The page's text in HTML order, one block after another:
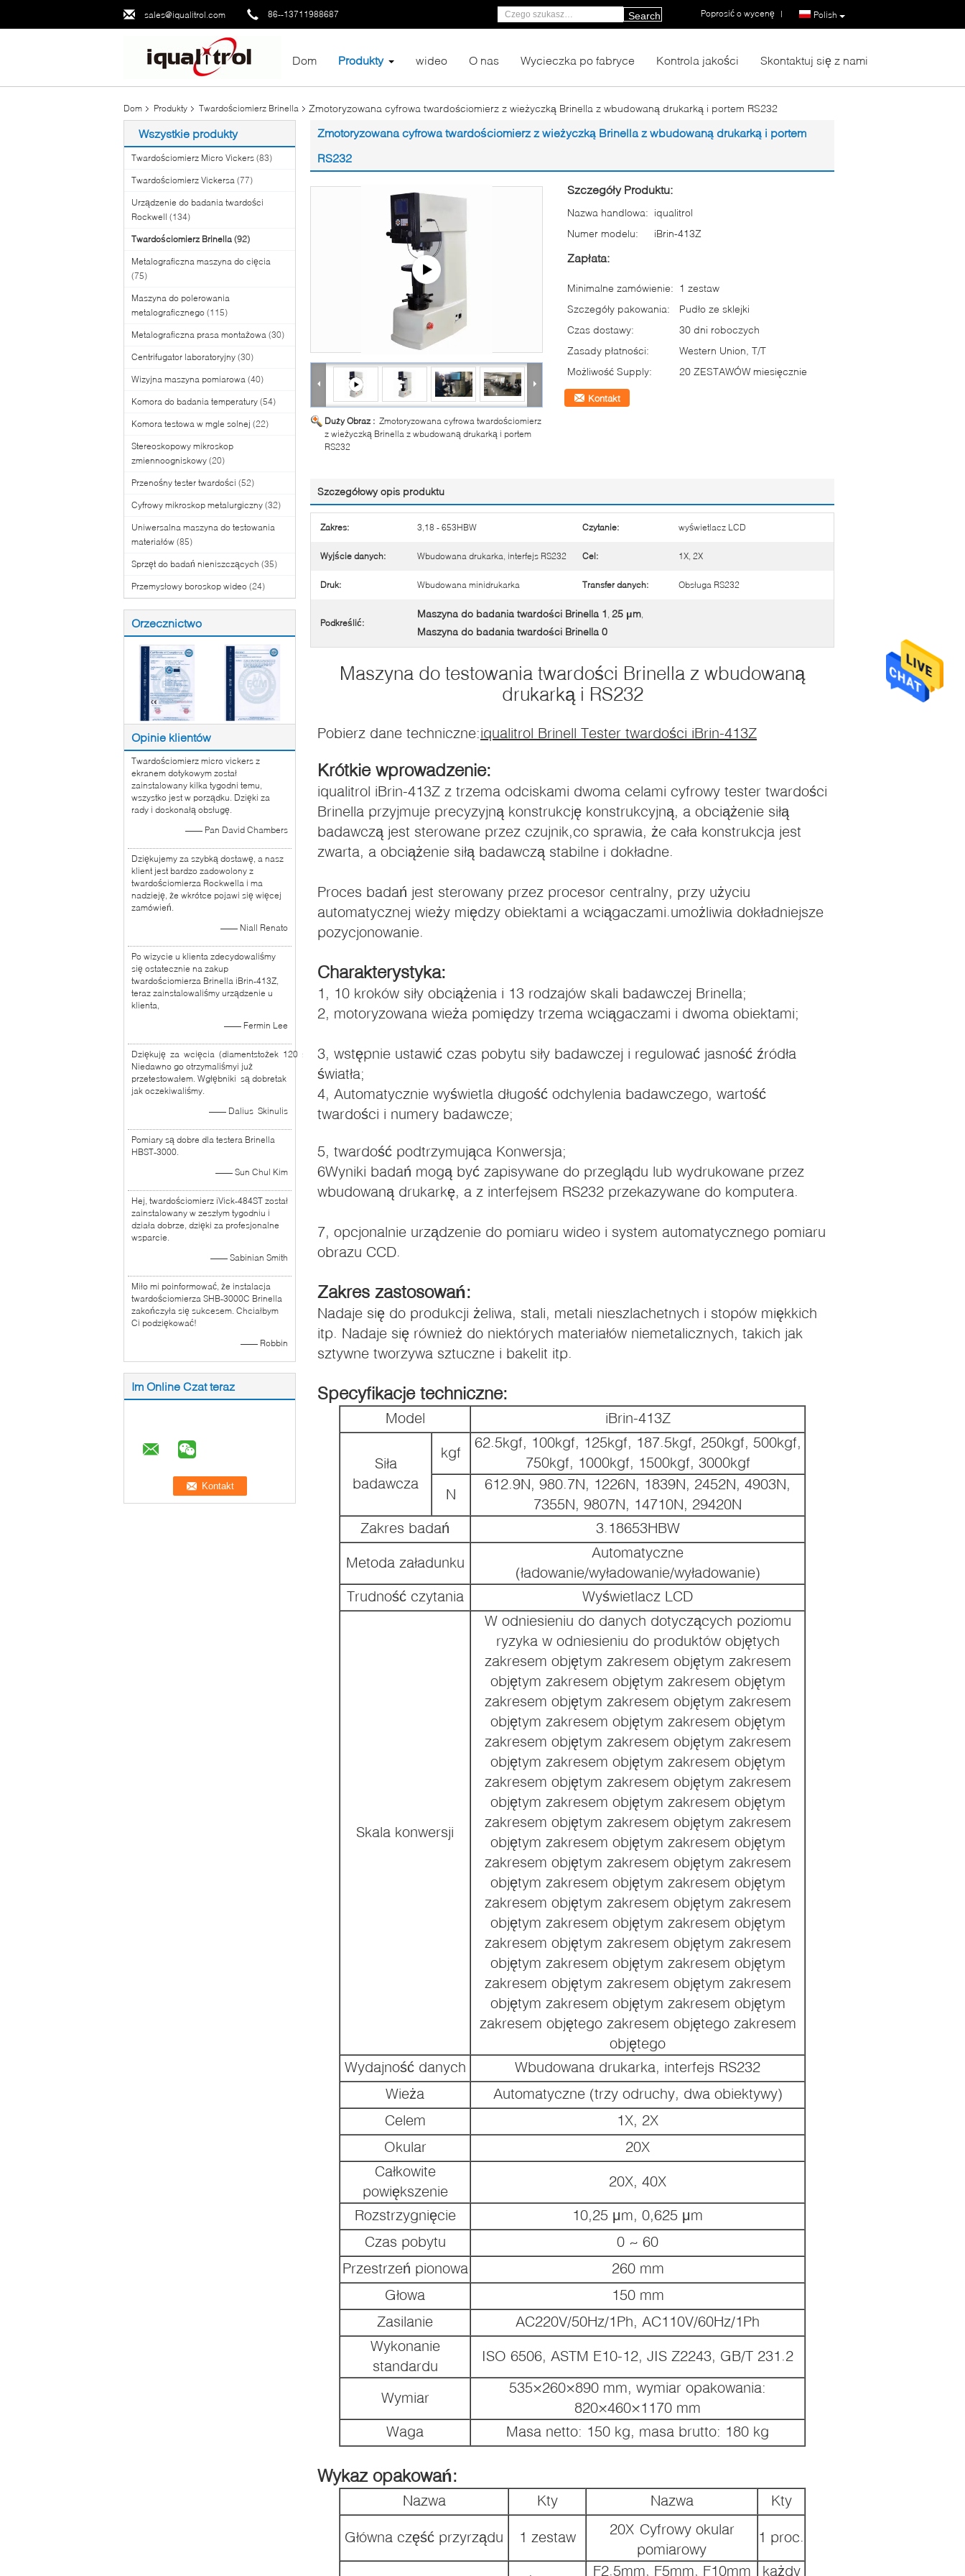
sales@iqualitrol.com 86--13711988687 Polish
Poprosić o wycenę |
Search
Dom Produkty wideo O nas Wycieczka po fabryce Kontrola jakości Skontaktuj się z nami
Dom Produkty Twardościomierz Brinella Zmotoryzowana cyfrowa twardościomierz z wieżyczką Brinella z wbudowaną drukarką i portem RS232
Wszystkie produkty
Twardościomierz Micro Vickers (83)
Twardościomierz Vickersa (77)
Urządzenie do badania twardości
Rockwell (134)
Twardościomierz Brinella (92)
Metalograficzna maszyna do cięcia
(75)
Maszyna do polerowania
metalograficznego (115)
Metalograficzna prasa montażowa (30)
Centrifugator laboratoryjny (30)
Wizyjna maszyna pomiarowa (40)
Komora do badania temperatury (54)
Komora testowa w mgle solnej (22)
Stereoskopowy mikroskop
zmiennoogniskowy (20)
Przenośny tester twardości (52)
Cyfrowy mikroskop metalurgiczny (32)
Uniwersalna maszyna do testowania
materiałów (85)
Sprzęt do badań nieniszczących (35)
Przemysłowy boroskop wideo (24)
Orzecznictwo
Opinie klientów
Twardościomierz micro vickers z
ekranem dotykowym został
zainstalowany kilka tygodni temu,
wszystko jest w porządku. Dzięki za
rady i doskonałą obsługę.
—— Pan David Chambers
Dziękujemy za szybką dostawę, a nasz
klient jest bardzo zadowolony z
twardościomierza Rockwella i ma
nadzieję, że wkrótce pojawi się więcej
zamówień.
—— Niall Renato
Po wizycie u klienta zdecydowaliśmy
się ostatecznie na zakup
twardościomierza Brinella iBrin-413Z,
teraz zainstalowaliśmy urządzenie u
klienta,
—— Fermin Lee
Dziękuję za wcięcia (diamentstożek 120 stopni).
Niedawno go otrzymaliśmyi już
przetestowałem. Wgłębniki są dobretak
jak oczekiwaliśmy.
—— Dalius Skinulis
Pomiary są dobre dla testera Brinella
HBST-3000.
—— Sun Chul Kim
Hej, twardościomierz iVick-484ST został
zainstalowany w zeszłym tygodniu i
działa dobrze, dzięki za profesjonalne
wsparcie.
—— Sabinian Smith
Miło mi poinformować, że instalacja
twardościomierza SHB-3000C Brinella
zakończyła się sukcesem. Chciałbym
Ci podziękować!
—— Robbin
Im Online Czat teraz
Zmotoryzowana cyfrowa twardościomierz z wieżyczką Brinella z wbudowaną drukarką i portem
RS232
Duży Obraz : Zmotoryzowana cyfrowa twardościomierz
z wieżyczką Brinella z wbudowaną drukarką i portem
RS232
Szczegóły Produktu:
Nazwa handlowa: iqualitrol
Numer modelu:
iBrin-413Z
Zapłata:
Minimalne zamówienie: 1 zestaw
Szczegóły pakowania:
Pudło ze sklejki
Czas dostawy:
30 dni roboczych
Zasady płatności:
Western Union, T/T
Możliwość Supply:
20 ZESTAWÓW miesięcznie
Kontakt
Szczegółowy opis produktu
Zakres: 3,18 - 653HBW Czytanie: wyświetlacz LCD
Wyjście danych: Wbudowana drukarka, interfejs RS232 Cel: 1X, 2X
Druk: Wbudowana minidrukarka Transfer danych: Obsługa RS232
Podkreślić:
Maszyna do badania twardości Brinella 1 , 25 μm,
Maszyna do badania twardości Brinella 0
Maszyna do testowania twardości Brinella z wbudowaną
drukarką i RS232
Pobierz dane techniczne:iqualitrol Brinell Tester twardości iBrin-413Z
Krótkie wprowadzenie:
iqualitrol iBrin-413Z z trzema odciskami dwoma celami cyfrowy tester twardości
Brinella przyjmuje precyzyjną konstrukcję konstrukcyjną, a obciążenie siłą
badawczą jest sterowane przez czujnik,co sprawia, że cała konstrukcja jest
zwarta, a obciążenie siłą badawczą stabilne i dokładne.
Proces badań jest sterowany przez procesor centralny, przy użyciu
automatycznej wieży między obiektami a wciągaczami.umożliwia dokładniejsze
pozycjonowanie.
Charakterystyka:
1, 10 kroków siły obciążenia i 13 rodzajów skali badawczej Brinella;
2, motoryzowana wieża pomiędzy trzema wciągaczami i dwoma obiektami;
3, wstępnie ustawić czas pobytu siły badawczej i regulować jasność źródła
światła;
4, Automatycznie wyświetla długość odchylenia badawczego, wartość
twardości i numery badawcze;
5, twardość podtrzymująca Konwersja;
6Wyniki badań mogą być zapisywane do przeglądu lub wydrukowane przez
wbudowaną drukarkę, a z interfejsem RS232 przekazywane do komputera.
7, opcjonalnie urządzenie do pomiaru wideo i system automatycznego pomiaru
obrazu CCD.
Zakres zastosowań:
Nadaje się do produkcji żeliwa, stali, metali nieszlachetnych i stopów miękkich
itp. Nadaje się również do niektórych materiałów niemetalicznych, takich jak
sztywne tworzywa sztuczne i bakelit itp.
Specyfikacje techniczne:
Model iBrin-413Z
Siła
badawcza
kgf
62.5kgf, 100kgf, 125kgf, 187.5kgf, 250kgf, 500kgf,
750kgf, 1000kgf, 1500kgf, 3000kgf
N
612.9N, 980.7N, 1226N, 1839N, 2452N, 4903N,
7355N, 9807N, 14710N, 29420N
Zakres badań
3.18653HBW
Metoda załadunku
Automatyczne
(ładowanie/wyładowanie/wyładowanie)
Trudność czytania
Wyświetlacz LCD
Skala konwersji
W odniesieniu do danych dotyczących poziomu
ryzyka w odniesieniu do produktów objętych
zakresem objętym zakresem objętym zakresem
objętym zakresem objętym zakresem objętym
zakresem objętym zakresem objętym zakresem
objętym zakresem objętym zakresem objętym
zakresem objętym zakresem objętym zakresem
objętym zakresem objętym zakresem objętym
zakresem objętym zakresem objętym zakresem
objętym zakresem objętym zakresem objętym
zakresem objętym zakresem objętym zakresem
objętym zakresem objętym zakresem objętym
zakresem objętym zakresem objętym zakresem
objętym zakresem objętym zakresem objętym
zakresem objętym zakresem objętym zakresem
objętym zakresem objętym zakresem objętym
zakresem objętym zakresem objętym zakresem
objętym zakresem objętym zakresem objętym
zakresem objętym zakresem objętym zakresem
objętym zakresem objętym zakresem objętym
zakresem objętego zakresem objętego zakresem
objętego
Wydajność danych
Wbudowana drukarka, interfejs RS232
Wieża
Automatyczne (trzy odruchy, dwa obiektywy)
Celem
1X, 2X
Okular
20X
Całkowite
powiększenie
20X, 40X
Rozstrzygnięcie
10,25 μm, 0,625 μm
Czas pobytu
0 ~ 60
Przestrzeń pionowa
260 mm
Głowa
150 mm
Zasilanie
AC220V/50Hz/1Ph, AC110V/60Hz/1Ph
Wykonanie
standardu
ISO 6506, ASTM E10-12, JIS Z2243, GB/T 231.2
Wymiar
535×260×890 mm, wymiar opakowania:
820×460×1170 mm
Waga
Masa netto: 150 kg, masa brutto: 180 kg
Wykaz opakowań:
Nazwa Kty Nazwa Kty
Główna część przyrządu 1 zestaw 20X Cyfrowy okular
pomiarowy
1 proc.
F2.5mm, F5mm, F10mm każdy